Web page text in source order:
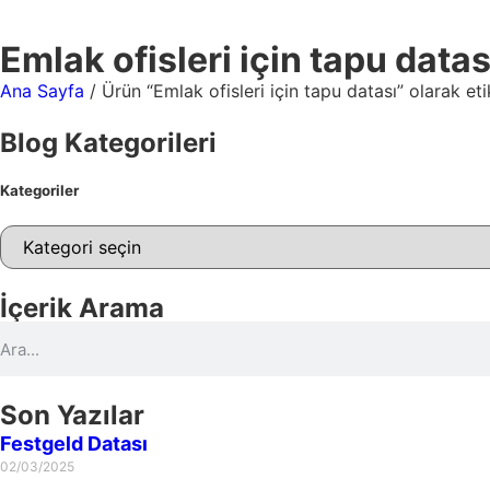
Emlak ofisleri için tapu
Ana Sayfa / Ürün “Emlak ofisleri için tapu datası” olarak
Blog Kategorileri
Kategoriler
İçerik Arama
Son Yazılar
Festgeld Datası
02/03/2025